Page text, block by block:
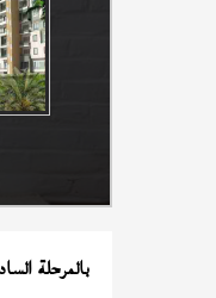
بالمرحلة